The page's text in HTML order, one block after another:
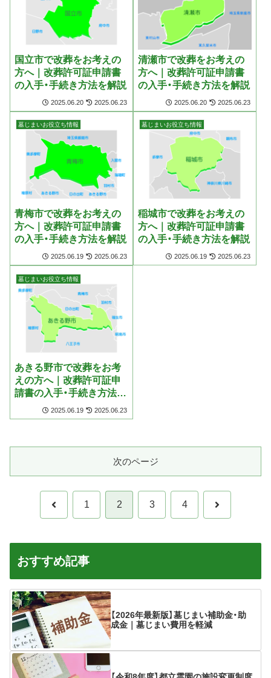
国立市で改葬をお考えの
方へ｜改葬許可証申請書
の入手・手続き方法を解説
2025.06.20 2025.06.23
清瀬市で改葬をお考えの
方へ｜改葬許可証申請書
の入手・手続き方法を解説
2025.06.20 2025.06.23
墓じまいお役立ち情報
青梅市で改葬をお考えの
方へ｜改葬許可証申請書
の入手・手続き方法を解説
2025.06.19 2025.06.23
墓じまいお役立ち情報
稲城市で改葬をお考えの
方へ｜改葬許可証申請書
の入手・手続き方法を解説
2025.06.19 2025.06.23
墓じまいお役立ち情報
あきる野市で改葬をお考
えの方へ｜改葬許可証申
請書の入手・手続き方法を
2025.06.19 2025.06.23
次のページ
前 1 2 3 4 次
おすすめ記事
【2026年最新版】墓じまい補助金・助
成金｜墓じまい費用を軽減